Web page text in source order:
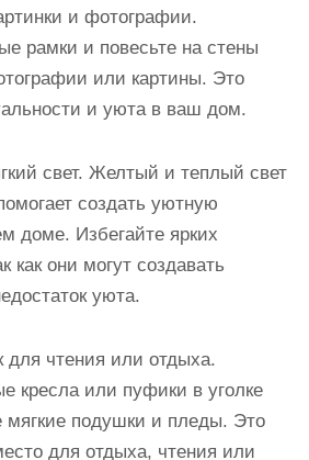
и фотографии.
рамки и повесьте на стены
или картины. Это
и уюта в ваш дом.
свет. Желтый и теплый свет
создать уютную
доме. Избегайте ярких
как они могут создавать
уюта.
для чтения или отдыха.
кресла или пуфики в уголке
мягкие подушки и пледы. Это
для отдыха, чтения или